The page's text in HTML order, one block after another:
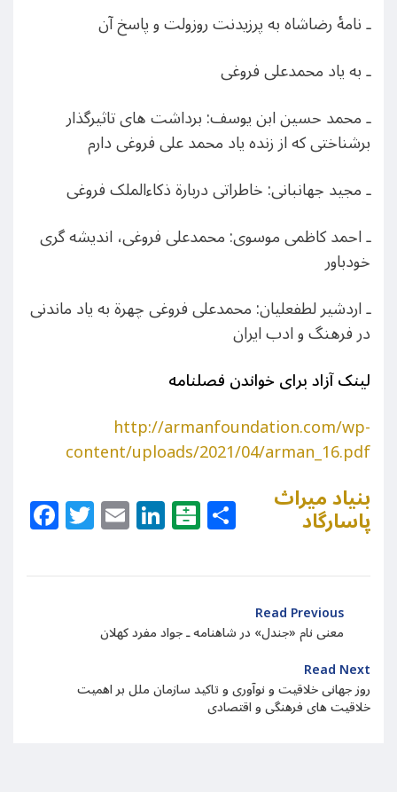
ـ نامۀ رضاشاه به پرزیدنت روزولت و پاسخ آن
ـ به یاد محمدعلی فروغی
ـ محمد حسین ابن یوسف: برداشت های تاثیرگذار
برشناختی که از زنده یاد محمد علی فروغی دارم
ـ مجید جهانبانی: خاطراتی دربارة ذکاءالملک فروغی
ـ احمد کاظمی موسوی: محمدعلی فروغی، اندیشه گری
خودباور
ـ اردشیر لطفعلیان: محمدعلی فروغی چهرة به یاد ماندنی
در فرهنگ و ادب ایران
لینک آزاد برای خواندن فصلنامه
http://armanfoundation.com/wp-
content/uploads/2021/04/arman_16.pdf
Facebook
Twitter
EmailLinkedIn
Balatarin
Share
بنیاد میراث
پاسارگاد
Read Previous
معنی نام «جندل» در شاهنامه ـ جواد مفرد کهلان
Read Next
روز جهانی خلاقیت و نوآوری و تاکید سازمان ملل بر اهمیت
خلاقیت های فرهنگی و اقتصادی